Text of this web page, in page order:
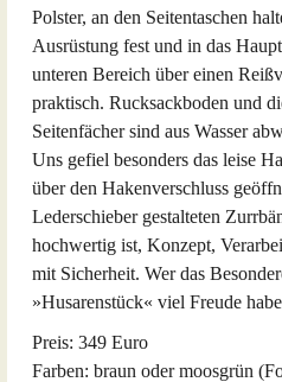
Polster, an den Seitentaschen
Ausrüstung fest und in das
unteren Bereich über einen
praktisch. Rucksackboden und
Seitenfächer sind aus Wasser
Uns gefiel besonders das leise
über den Hakenverschluss
Lederschieber gestalteten
hochwertig ist, Konzept,
mit Sicherheit. Wer das
»Husarenstück« viel Freude
Preis: 349 Euro
Farben: braun oder moosgrün